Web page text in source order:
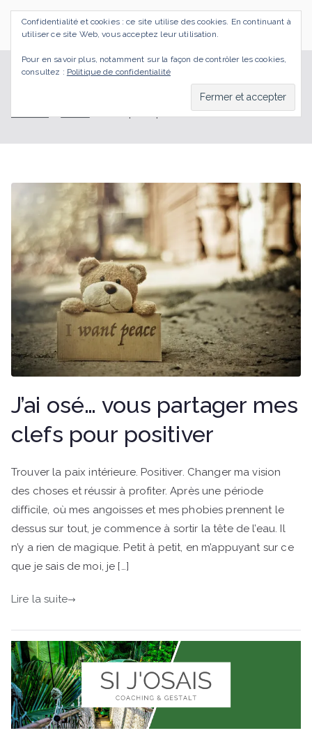
Aller
SI J'OSAIS
Bilan de Compétences Gestalt Rezé
clefs pour positiver
clefs pour positiver
J’ai osé… vous partager mes
clefs pour positiver
Trouver la paix intérieure. Positiver. Changer ma vision
des choses et réussir à profiter. Après une période
difficile, où mes angoisses et mes phobies prennent le
dessus sur tout, je commence à sortir la tête de l’eau. Il
n’y a rien de magique. Petit à petit, en m’appuyant sur ce
que je sais de moi, je […]
Lire la suite
Confidentialité et cookies : ce site utilise des cookies. En continuant à
utiliser ce site Web, vous acceptez leur utilisation.
Pour en savoir plus, notamment sur la façon de contrôler les cookies,
consultez : Politique de confidentialité